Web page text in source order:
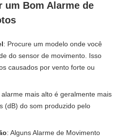
um Bom Alarme de
: Procure um modelo onde você
do sensor de movimento. Isso
causados por vento forte ou
alarme mais alto é geralmente mais
(dB) do som produzido pelo
: Alguns Alarme de Movimento